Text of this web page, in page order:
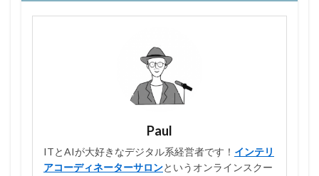
Paul
ITとAIが大好きなデジタル系経営者です！ インテリ
アコーディネーターサロンというオンラインスクー